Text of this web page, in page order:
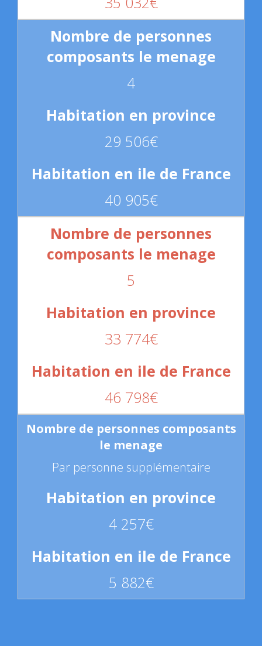
4
29 506€
40 905€
5
33 774€
46 798€
Par personne supplémentaire
4 257€
5 882€